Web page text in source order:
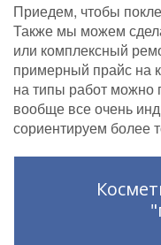
Приедем, чтобы
Также мы можем
или комплексный
примерный прайс на
на типы работ можно
вообще все очень
сориентируем более